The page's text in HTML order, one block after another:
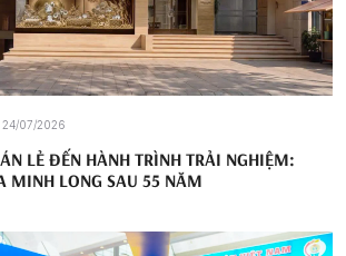
24/07/2026
LẺ ĐẾN HÀNH TRÌNH TRẢI NGHIỆM:
MINH LONG SAU 55 NĂM